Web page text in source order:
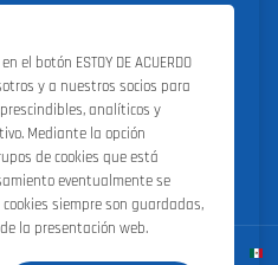
Award 2018, 2019, 2020, 2021,
botón ESTOY DE ACUERDO
y a nuestros socios para
analíticos y
Mediante la opción
de cookies que está
eventualmente se
siempre son guardadas,
la presentación web.